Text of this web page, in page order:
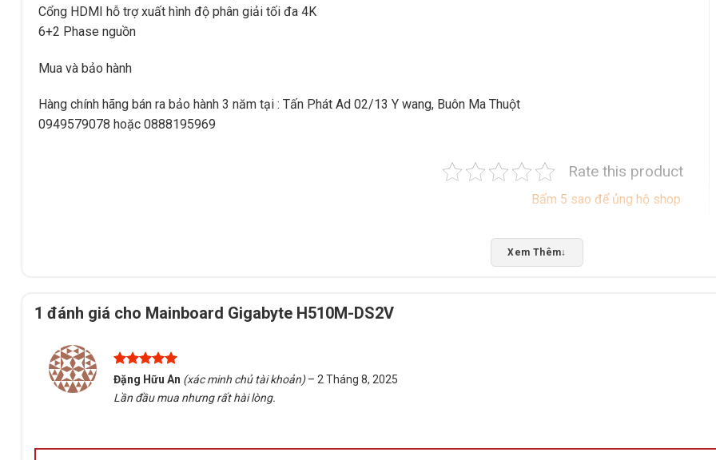
Cổng HDMI hỗ trợ xuất hình độ phân giải tối đa 4K
6+2 Phase nguồn
Mua và bảo hành
Hàng chính hãng bán ra bảo hành 3 năm tại : Tấn Phát Ad 02/13 Y wang, Buôn Ma Thuột
0949579078 hoặc 0888195969
Rate this product
Bấm 5 sao để ủng hộ shop
Xem Thêm↓
1 đánh giá cho Mainboard Gigabyte H510M-DS2V
Được xếp
hạng5
sao
Đặng Hữu An (xác minh chủ tài khoản) – 2 Tháng 8, 2025
Lần đầu mua nhưng rất hài lòng.